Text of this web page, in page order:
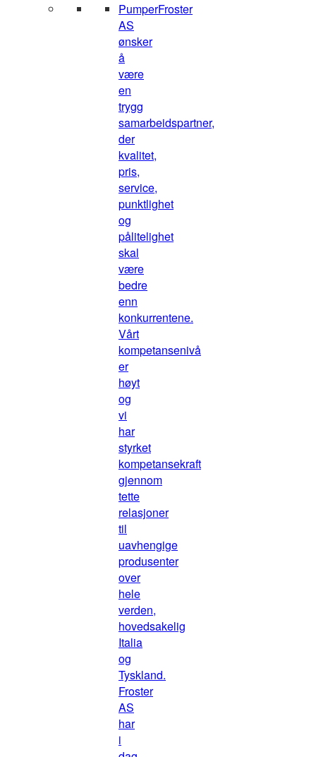
PumperFroster
AS
ønsker
å
være
en
trygg
samarbeidspartner,
der
kvalitet,
pris,
service,
punktlighet
og
pålitelighet
skal
være
bedre
enn
konkurrentene.
Vårt
kompetansenivå
er
høyt
og
vi
har
styrket
kompetansekraft
gjennom
tette
relasjoner
til
uavhengige
produsenter
over
hele
verden,
hovedsakelig
Italia
og
Tyskland.
Froster
AS
har
i